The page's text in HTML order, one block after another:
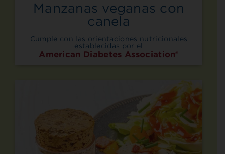
Manzanas veganas con
canela
Cumple con las orientaciones nutricionales
establecidas por el
American Diabetes Association®